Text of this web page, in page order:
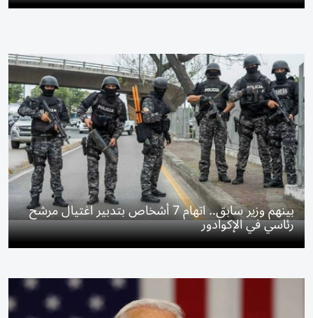
بينهم وزير سابق.. اتهام 7 أشخاص بتدبير اغتيال مرشح
رئاسي في الإكوادور